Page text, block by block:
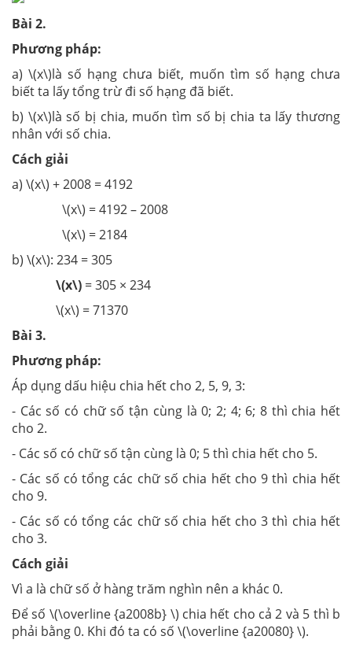
Bài 2.
Phương pháp:
a) \(x\)là số hạng chưa biết, muốn tìm số hạng chưa
biết ta lấy tổng trừ đi số hạng đã biết.
b) \(x\)là số bị chia, muốn tìm số bị chia ta lấy thương
nhân với số chia.
Cách giải
a) \(x\) + 2008 = 4192
\(x\) = 4192 – 2008
\(x\) = 2184
b) \(x\): 234 = 305
\(x\) = 305 × 234
\(x\) = 71370
Bài 3.
Phương pháp:
Áp dụng dấu hiệu chia hết cho 2, 5, 9, 3:
- Các số có chữ số tận cùng là 0; 2; 4; 6; 8 thì chia hết
cho 2.
- Các số có chữ số tận cùng là 0; 5 thì chia hết cho 5.
- Các số có tổng các chữ số chia hết cho 9 thì chia hết
cho 9.
- Các số có tổng các chữ số chia hết cho 3 thì chia hết
cho 3.
Cách giải
Vì a là chữ số ở hàng trăm nghìn nên a khác 0.
Để số \(\overline {a2008b} \) chia hết cho cả 2 và 5 thì b
phải bằng 0. Khi đó ta có số \(\overline {a20080} \).